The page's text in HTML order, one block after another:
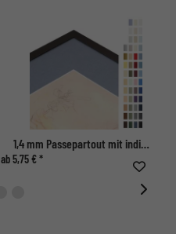
1,4 mm Passepartout mit individuellem Ausschnitt
ab 5,75 € *